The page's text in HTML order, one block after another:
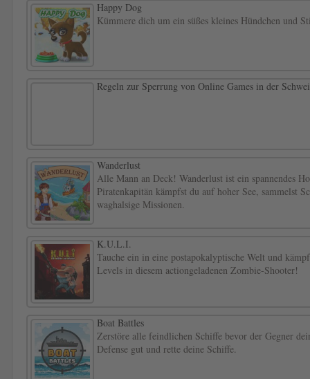
Happy Dog
Kümmere dich um ein süßes kleines Hündchen und
Regeln zur Sperrung von Online Games in der
Wanderlust
Alle Mann an Deck! Wanderlust ist ein spannendes
Piratenkapitän kämpfst du auf hoher See, sammelst
waghalsige Missionen.
K.U.L.I.
Tauche ein in eine postapokalyptische Welt und
Levels in diesem actiongeladenen Zombie-Shooter!
Boat Battles
Zerstöre alle feindlichen Schiffe bevor der Gegner
Defense gut und rette deine Schiffe.